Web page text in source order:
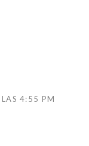
4:55 PM